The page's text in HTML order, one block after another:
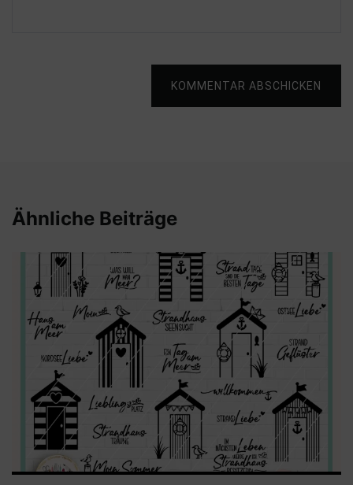
KOMMENTAR ABSCHICKEN
Ähnliche Beiträge